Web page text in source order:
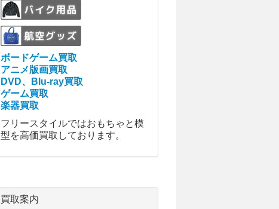
ボードゲーム買取
アニメ版画買取
DVD、Blu-ray買取
ゲーム買取
楽器買取
フリースタイルではおもちゃと模
型を高価買取しております。
買取案内